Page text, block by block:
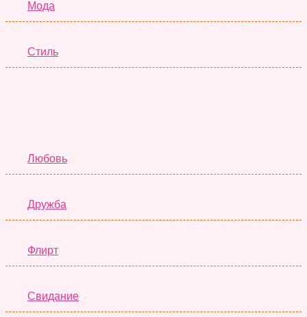
Мода
Стиль
Любовь
Дружба
Флирт
Свидание